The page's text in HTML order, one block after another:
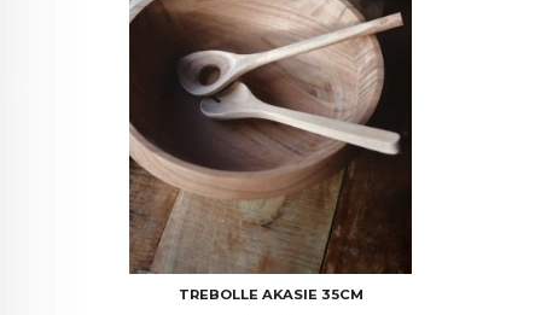
TREBOLLE AKASIE 35CM